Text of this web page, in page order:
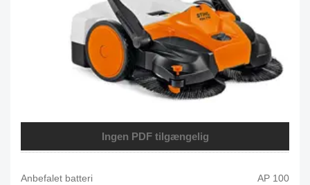
Ingen PDF tilgængelig
Anbefalet batteri
AP 100